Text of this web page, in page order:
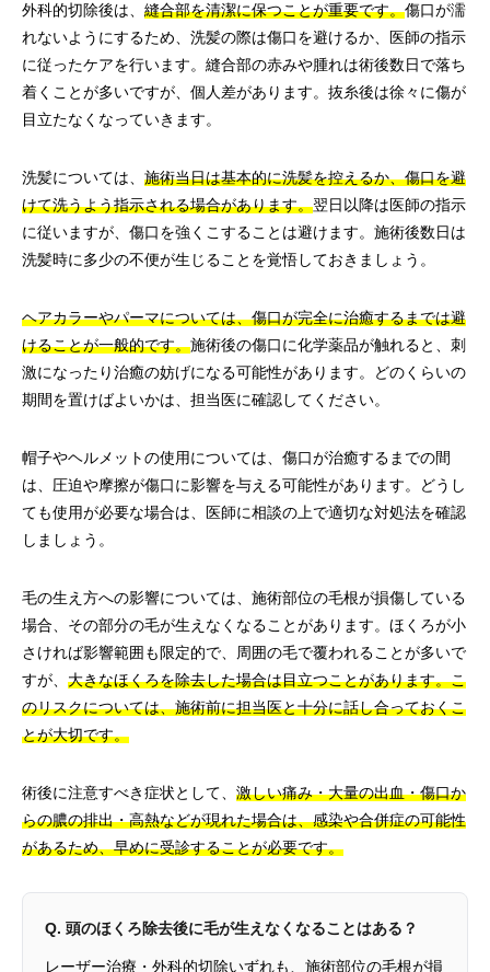
外科的切除後は、 縫合部を清潔に保つことが重要です。傷口が濡
れないようにするため、洗髪の際は傷口を避けるか、医師の指示
に従ったケアを行います。縫合部の赤みや腫れは術後数日で落ち
着くことが多いですが、個人差があります。抜糸後は徐々に傷が
目立たなくなっていきます。
洗髪については、 施術当日は基本的に洗髪を控えるか、傷口を避
けて洗うよう指示される場合があります。翌日以降は医師の指示
に従いますが、傷口を強くこすることは避けます。施術後数日は
洗髪時に多少の不便が生じることを覚悟しておきましょう。
ヘアカラーやパーマについては、傷口が完全に治癒するまでは避
けることが一般的です。施術後の傷口に化学薬品が触れると、刺
激になったり治癒の妨げになる可能性があります。どのくらいの
期間を置けばよいかは、担当医に確認してください。
帽子やヘルメットの使用については、傷口が治癒するまでの間
は、圧迫や摩擦が傷口に影響を与える可能性があります。どうし
ても使用が必要な場合は、医師に相談の上で適切な対処法を確認
しましょう。
毛の生え方への影響については、施術部位の毛根が損傷している
場合、その部分の毛が生えなくなることがあります。ほくろが小
さければ影響範囲も限定的で、周囲の毛で覆われることが多いで
すが、 大きなほくろを除去した場合は目立つことがあります。こ
のリスクについては、施術前に担当医と十分に話し合っておくこ
とが大切です。
術後に注意すべき症状として、 激しい痛み・大量の出血・傷口か
らの膿の排出・高熱などが現れた場合は、感染や合併症の可能性
があるため、早めに受診することが必要です。
Q. 頭のほくろ除去後に毛が生えなくなることはある？
レーザー治療・外科的切除いずれも、施術部位の毛根が損